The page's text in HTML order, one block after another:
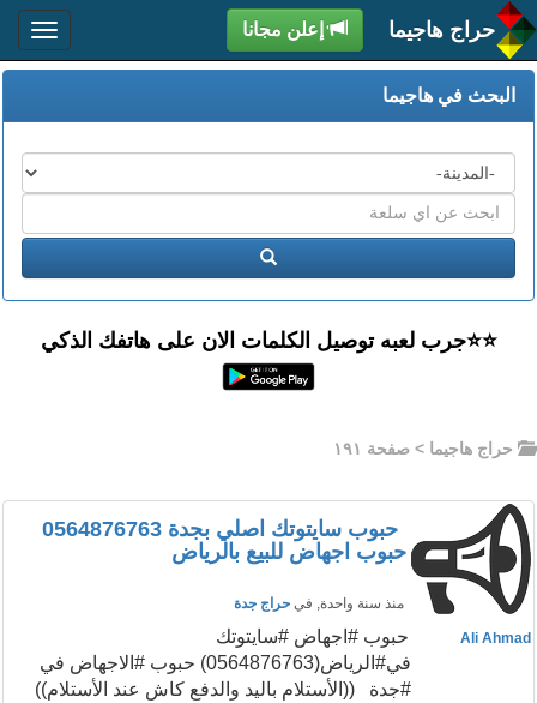
حراج هاجيما إعلن مجانا
البحث في هاجيما
المدن
اكتب
عبارة
البحث
ابحث
⭐️⭐جرب لعبه توصيل الكلمات الان على هاتفك الذكي
حراج هاجيما > صفحة ١٩١
حبوب سايتوتك اصلي بجدة 0564876763
حبوب اجهاض للبيع بالرياض
منذ سنة واحدة, في حراج جدة
Ali Ahmad
حبوب #اجهاض #سايتوتك
في#الرياض(0564876763) حبوب #الاجهاض في
#جدة ((الأستلام باليد والدفع كاش عند الأستلام))